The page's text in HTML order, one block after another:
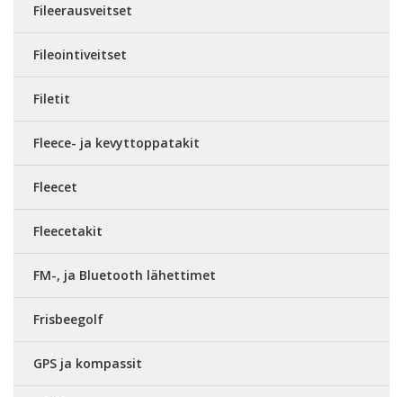
Fileerausveitset
Fileointiveitset
Filetit
Fleece- ja kevyttoppatakit
Fleecet
Fleecetakit
FM-, ja Bluetooth lähettimet
Frisbeegolf
GPS ja kompassit